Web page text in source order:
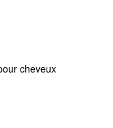
cheveux